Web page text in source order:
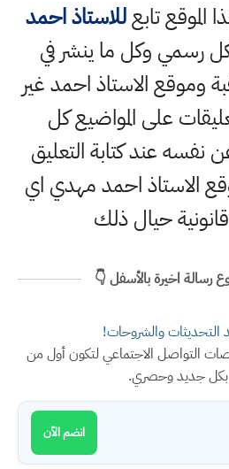
الموقع تابعللاستاذ احمد
رسمي وكل ما ينشر في
وموقع الاستاذ احمد غير
على المواضيع كل
عند كتابة التعليق
الاستاذ احمد مهدي اي
حيال ذلك
رسالة اخيرة بالأسفل 👇
التحديثات والشروحات!
التواصل الاجتماعي لتكون أول من
جديد وحصري.
انضم الآن